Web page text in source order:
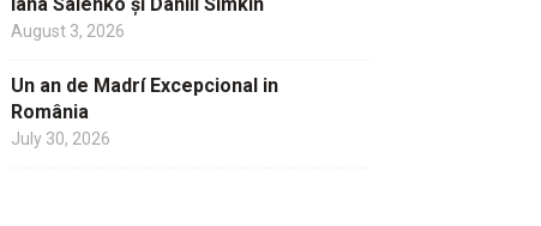
August 3, 2026
Un an de Madrí Excepcional in
România
July 30, 2026